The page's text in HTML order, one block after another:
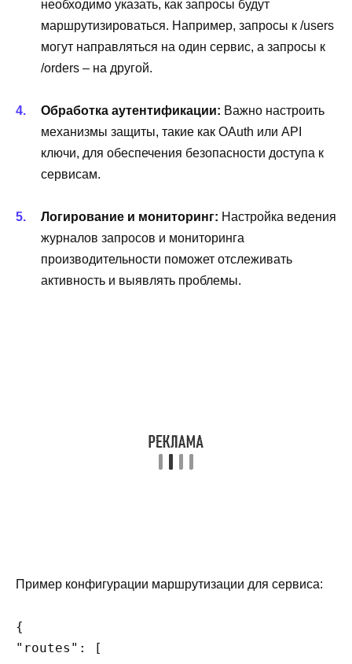
необходимо указать, как запросы будут
маршрутизироваться. Например, запросы к /users
могут направляться на один сервис, а запросы к
/orders – на другой.
Обработка аутентификации: Важно настроить
механизмы защиты, такие как OAuth или API
ключи, для обеспечения безопасности доступа к
сервисам.
Логирование и мониторинг: Настройка ведения
журналов запросов и мониторинга
производительности поможет отслеживать
активность и выявлять проблемы.
Пример конфигурации маршрутизации для сервиса:
{
"routes": [